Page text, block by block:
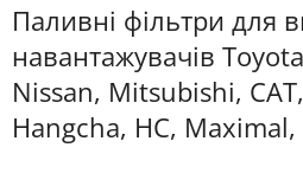
Паливні фільтри для
навантажувачів
Nissan, Mitsubishi,
Hangcha, HC, Maximal,